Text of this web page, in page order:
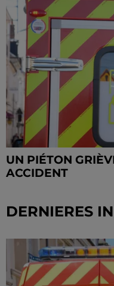
UN PIÉTON
ACCIDENT
DERNIERES